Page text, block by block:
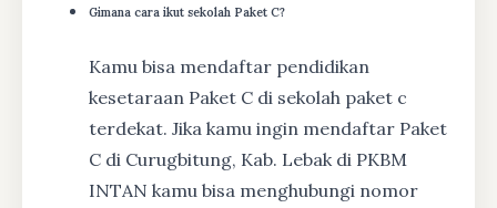
Gimana cara ikut sekolah Paket C?
Kamu bisa mendaftar pendidikan
kesetaraan Paket C di sekolah paket c
terdekat. Jika kamu ingin mendaftar Paket
C di Curugbitung, Kab. Lebak di PKBM
INTAN kamu bisa menghubungi nomor